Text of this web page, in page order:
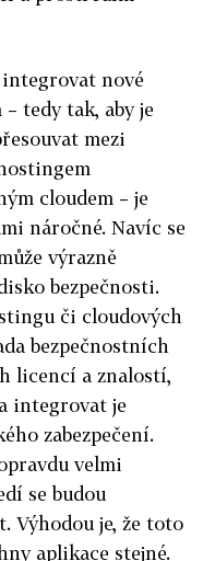
integrovat nové
tedy tak, aby je
mezi
cloudem – je
náročné. Navíc se
výrazně
bezpečnosti.
či cloudových
bezpečnostních
licencí a znalostí,
integrovat je
zabezpečení.
velmi
se budou
Výhodou je, že toto
aplikace stejné.